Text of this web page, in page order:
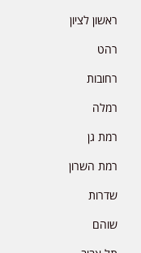
ראשון לציון
רהט
רחובות
רמלה
רמת גן
רמת השרון
שדרות
שוהם